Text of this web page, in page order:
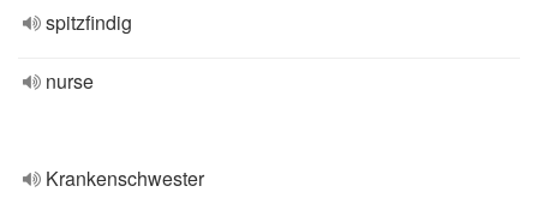
spitzfindig
nurse
Krankenschwester